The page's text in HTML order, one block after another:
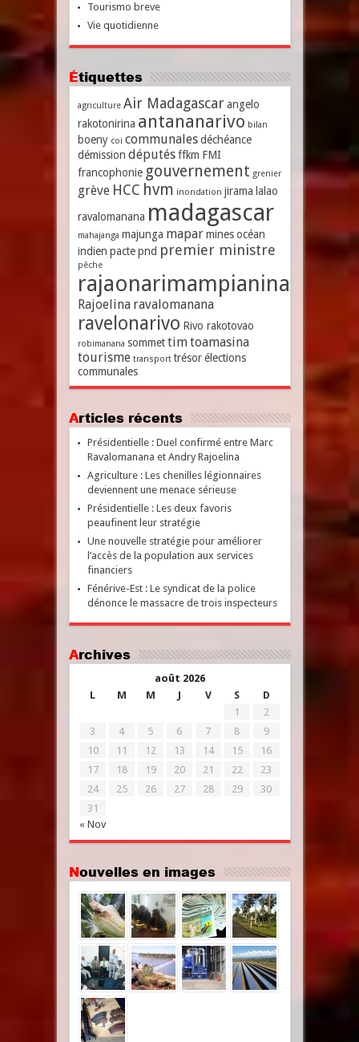
Tourismo breve
Vie quotidienne
Étiquettes
agriculture Air Madagascar angelo
rakotonirina antananarivo bilan
boeny coi communales déchéance
démission députés ffkm FMI
francophonie gouvernement grenier
grève HCC hvm inondation jirama lalao
ravalomanana madagascar
mahajanga majunga mapar mines océan
indien pacte pnd premier ministre
pêche
rajaonarimampianina
Rajoelina ravalomanana
ravelonarivo Rivo rakotovao
robimanana sommet timtoamasina
tourisme transport trésor élections
communales
Articles récents
Présidentielle : Duel confirmé entre Marc
Ravalomanana et Andry Rajoelina
Agriculture : Les chenilles légionnaires
deviennent une menace sérieuse
Présidentielle : Les deux favoris
peaufinent leur stratégie
Une nouvelle stratégie pour améliorer
l’accès de la population aux services
financiers
Fénérive-Est : Le syndicat de la police
dénonce le massacre de trois inspecteurs
Archives
août 2026
L
M M J V S D
« Nov
1
2
3
4 5 6 7 8
9
10
11 12 13 14 15
16
17
18 19 20 21 22
23
24
25 26 27 28 29
30
31
Nouvelles en images